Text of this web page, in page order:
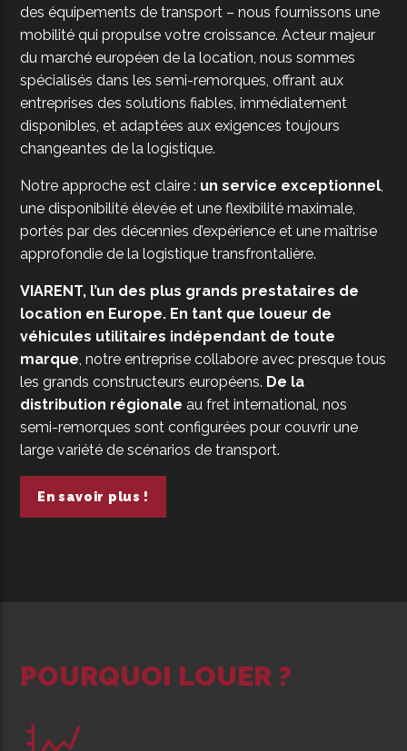
des équipements de transport – nous fournissons une
mobilité qui propulse votre croissance. Acteur majeur
du marché européen de la location, nous sommes
spécialisés dans les semi-remorques, offrant aux
entreprises des solutions fiables, immédiatement
disponibles, et adaptées aux exigences toujours
changeantes de la logistique.
Notre approche est claire : un service exceptionnel,
une disponibilité élevée et une flexibilité maximale,
portés par des décennies d’expérience et une maîtrise
approfondie de la logistique transfrontalière.
VIARENT, l’un des plus grands prestataires de
location en Europe. En tant que loueur de
véhicules utilitaires indépendant de toute
marque, notre entreprise collabore avec presque tous
les grands constructeurs européens. De la
distribution régionale au fret international, nos
semi-remorques sont configurées pour couvrir une
large variété de scénarios de transport.
En savoir plus !
POURQUOI LOUER ?